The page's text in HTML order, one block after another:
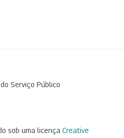
Serviço Público
sob uma licença Creative